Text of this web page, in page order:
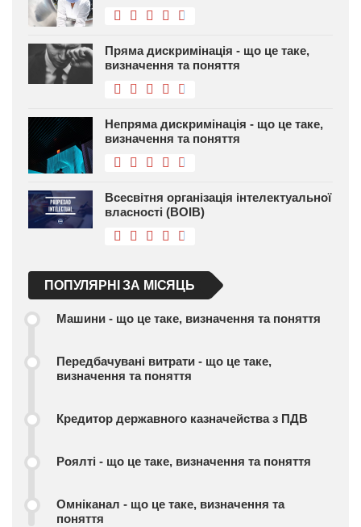
Пряма дискримінація - що це таке,
визначення та поняття
Непряма дискримінація - що це таке,
визначення та поняття
Всесвітня організація інтелектуальної
власності (ВОІВ)
ПОПУЛЯРНІ ЗА МІСЯЦЬ
Машини - що це таке, визначення та поняття
Передбачувані витрати - що це таке,
визначення та поняття
Кредитор державного казначейства з ПДВ
Роялті - що це таке, визначення та поняття
Омніканал - що це таке, визначення та
поняття